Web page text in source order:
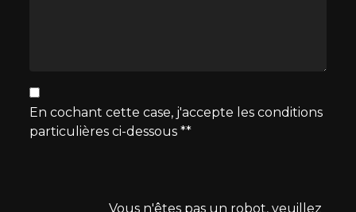
En cochant cette case, j'accepte les conditions
particulières ci-dessous **
Vous n'êtes pas un robot, veuillez